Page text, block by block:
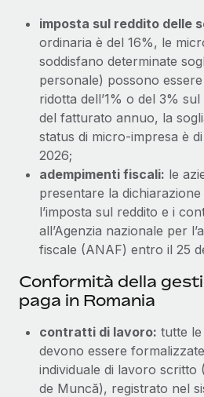
imposta sul reddito delle
ordinaria è del 16%, le
soddisfano determinate
personale) possono essere
ridotta dell’1% o del 3%
del fatturato annuo, la
status di micro-impresa è
2026;
adempimenti fiscali: le
presentare la
l’imposta sul reddito e i
all’Agenzia nazionale per
fiscale (ANAF) entro il 25
Conformità della
paga in Romania
contratti di lavoro: tutte
devono essere
individuale di lavoro scritto
de Muncă), registrato nel